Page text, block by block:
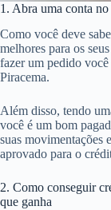
1. Abra uma conta
Como você deve
melhores para os
fazer um pedido você
Piracema.
Além disso, tendo
você é um bom
suas movimentações
aprovado para o
2. Como conseguir
que ganha